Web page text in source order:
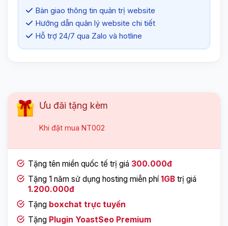
Bàn giao thông tin quản trị website
Hướng dẫn quản lý website chi tiết
Hỗ trợ 24/7 qua Zalo và hotline
Ưu đãi tặng kèm
Khi đặt mua NT002
Tặng tên miền quốc tế trị giá 300.000đ
Tặng 1 năm sử dụng hosting miễn phí1GB trị giá
1.200.000đ
Tặng boxchat trực tuyến
Tặng Plugin YoastSeo Premium